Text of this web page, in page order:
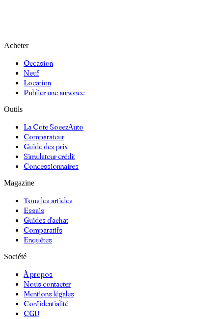
Acheter
Occasion
Neuf
Location
Publier une annonce
Outils
La Cote SoeezAuto
Comparateur
Guide des prix
Simulateur crédit
Concessionnaires
Magazine
Tous les articles
Essais
Guides d'achat
Comparatifs
Enquêtes
Société
À propos
Nous contacter
Mentions légales
Confidentialité
CGU